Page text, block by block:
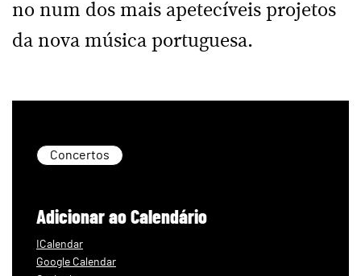
no num dos mais apetecíveis projetos
da nova música portuguesa.
Concertos
Adicionar ao Calendário
ICalendar
Google Calendar